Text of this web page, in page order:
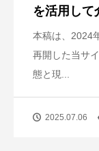
を活用して
本稿は、2024
再開した当サ
態と現...
2025.07.06